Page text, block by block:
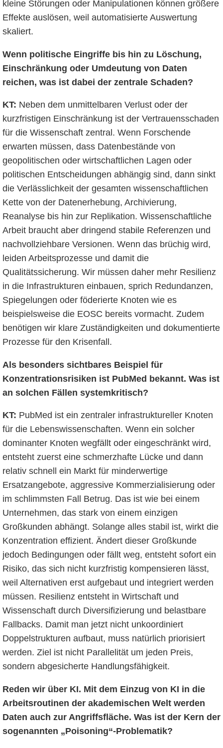
kleine Störungen oder Manipulationen können größere
Effekte auslösen, weil automatisierte Auswertung
skaliert.
Wenn politische Eingriffe bis hin zu Löschung,
Einschränkung oder Umdeutung von Daten
reichen, was ist dabei der zentrale Schaden?
KT: Neben dem unmittelbaren Verlust oder der
kurzfristigen Einschränkung ist der Vertrauensschaden
für die Wissenschaft zentral. Wenn Forschende
erwarten müssen, dass Datenbestände von
geopolitischen oder wirtschaftlichen Lagen oder
politischen Entscheidungen abhängig sind, dann sinkt
die Verlässlichkeit der gesamten wissenschaftlichen
Kette von der Datenerhebung, Archivierung,
Reanalyse bis hin zur Replikation. Wissenschaftliche
Arbeit braucht aber dringend stabile Referenzen und
nachvollziehbare Versionen. Wenn das brüchig wird,
leiden Arbeitsprozesse und damit die
Qualitätssicherung. Wir müssen daher mehr Resilienz
in die Infrastrukturen einbauen, sprich Redundanzen,
Spiegelungen oder föderierte Knoten wie es
beispielsweise die EOSC bereits vormacht. Zudem
benötigen wir klare Zuständigkeiten und dokumentierte
Prozesse für den Krisenfall.
Als besonders sichtbares Beispiel für
Konzentrationsrisiken ist PubMed bekannt. Was ist
an solchen Fällen systemkritisch?
KT: PubMed ist ein zentraler infrastruktureller Knoten
für die Lebenswissenschaften. Wenn ein solcher
dominanter Knoten wegfällt oder eingeschränkt wird,
entsteht zuerst eine schmerzhafte Lücke und dann
relativ schnell ein Markt für minderwertige
Ersatzangebote, aggressive Kommerzialisierung oder
im schlimmsten Fall Betrug. Das ist wie bei einem
Unternehmen, das stark von einem einzigen
Großkunden abhängt. Solange alles stabil ist, wirkt die
Konzentration effizient. Ändert dieser Großkunde
jedoch Bedingungen oder fällt weg, entsteht sofort ein
Risiko, das sich nicht kurzfristig kompensieren lässt,
weil Alternativen erst aufgebaut und integriert werden
müssen. Resilienz entsteht in Wirtschaft und
Wissenschaft durch Diversifizierung und belastbare
Fallbacks. Damit man jetzt nicht unkoordiniert
Doppelstrukturen aufbaut, muss natürlich priorisiert
werden. Ziel ist nicht Parallelität um jeden Preis,
sondern abgesicherte Handlungsfähigkeit.
Reden wir über KI. Mit dem Einzug von KI in die
Arbeitsroutinen der akademischen Welt werden
Daten auch zur Angriffsfläche. Was ist der Kern der
sogenannten „Poisoning“-Problematik?